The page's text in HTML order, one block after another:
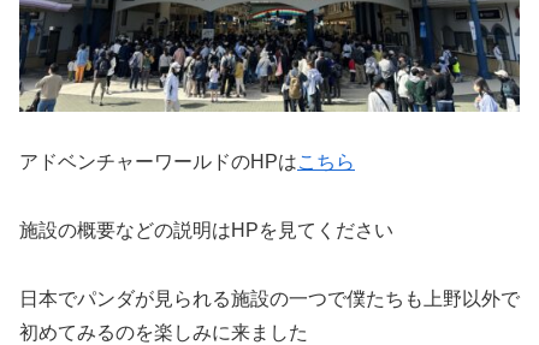
アドベンチャーワールドのHPはこちら
施設の概要などの説明はHPを見てください
日本でパンダが見られる施設の一つで僕たちも上野以外で
初めてみるのを楽しみに来ました